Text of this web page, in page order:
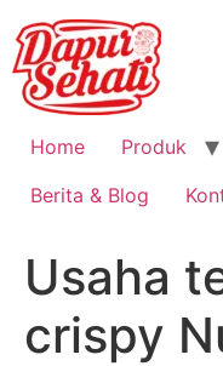
Home Produk
Berita & Blog
Usaha
crispy